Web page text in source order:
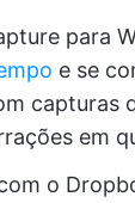
para
e se
capturas
em
o